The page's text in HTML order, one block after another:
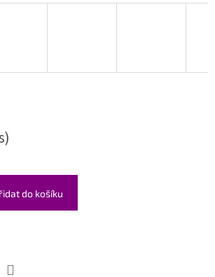
do košíku